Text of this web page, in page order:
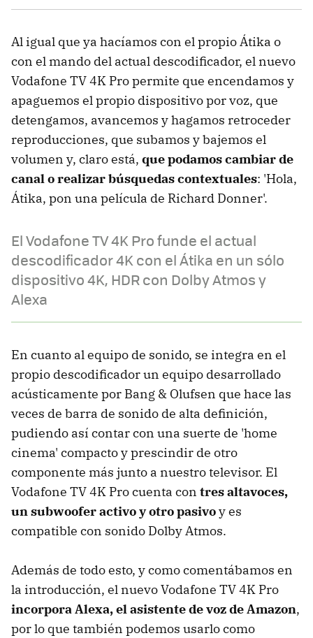
Al igual que ya hacíamos con el propio Átika o
con el mando del actual descodificador, el nuevo
Vodafone TV 4K Pro permite que encendamos y
apaguemos el propio dispositivo por voz, que
detengamos, avancemos y hagamos retroceder
reproducciones, que subamos y bajemos el
volumen y, claro está, que podamos cambiar de
canal o realizar búsquedas contextuales: 'Hola,
Átika, pon una película de Richard Donner'.
El Vodafone TV 4K Pro funde el actual
descodificador 4K con el Átika en un sólo
dispositivo 4K, HDR con Dolby Atmos y
Alexa
En cuanto al equipo de sonido, se integra en el
propio descodificador un equipo desarrollado
acústicamente por Bang & Olufsen que hace las
veces de barra de sonido de alta definición,
pudiendo así contar con una suerte de 'home
cinema' compacto y prescindir de otro
componente más junto a nuestro televisor. El
Vodafone TV 4K Pro cuenta con tres altavoces,
un subwoofer activo y otro pasivoy es
compatible con sonido Dolby Atmos.
Además de todo esto, y como comentábamos en
la introducción, el nuevo Vodafone TV 4K Pro
incorpora Alexa, el asistente de voz de Amazon,
por lo que también podemos usarlo como